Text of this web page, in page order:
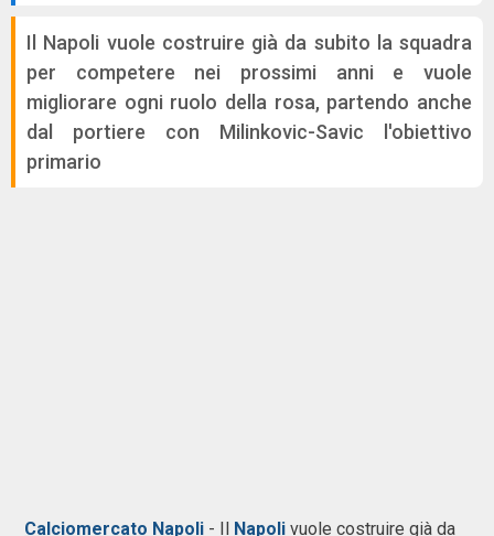
Il Napoli vuole costruire già da subito la squadra
per competere nei prossimi anni e vuole
migliorare ogni ruolo della rosa, partendo anche
dal portiere con Milinkovic-Savic l'obiettivo
primario
Calciomercato Napoli - Il Napoli vuole costruire già da